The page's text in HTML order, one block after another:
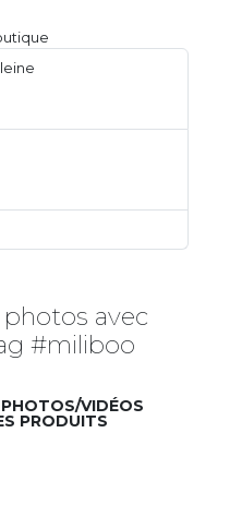
avec
#miliboo
VIDÉOS
PRODUITS